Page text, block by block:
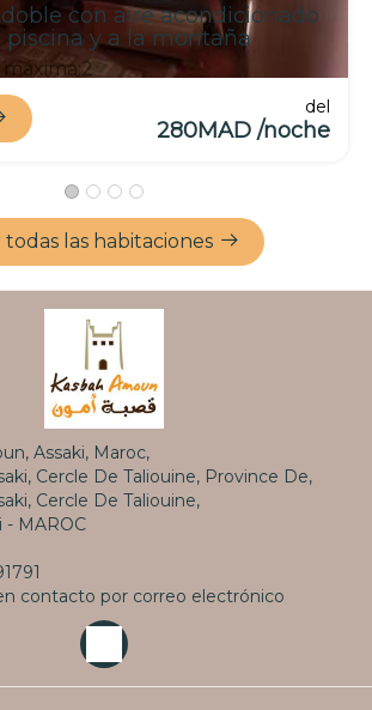
con aire acondicionado
piscina y a la montaña
del
280MAD /noche
todas las habitaciones
Assaki, Maroc,
Cercle De Taliouine, Province De,
Cercle De Taliouine,
- MAROC
contacto por correo electrónico